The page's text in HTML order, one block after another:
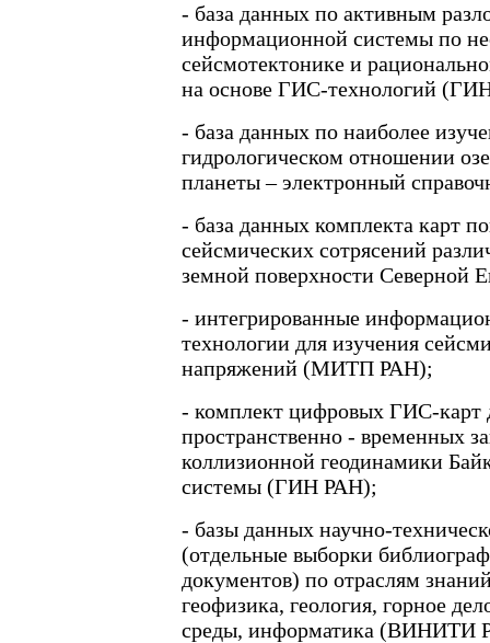
- база данных по активным
информационной системы по
сейсмотектонике и
на основе ГИС-технологий
- база данных по наиболее
гидрологическом отношении
планеты – электронный
- база данных комплекта карт
сейсмических сотрясений
земной поверхности Северной
- интегрированные
технологии для изучения
напряжений (МИТП РАН);
- комплект цифровых ГИС-карт
пространственно - временных
коллизионной геодинамики
системы (ГИН РАН);
- базы данных научно-
(отдельные выборки
документов) по отраслям
геофизика, геология, горное
среды, информатика (ВИНИТИ